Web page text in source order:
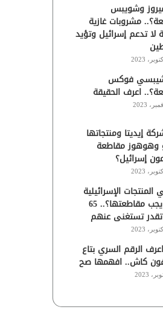
وشويبس
مشروبات غازية
لا تدعم إسرائيل وتؤيد
فوكس
اعرف الحقيقة
إيديتا ومنتجاتها
وهوهوز مقاطعة
إسرائيل؟
الإسرائيلية
التي يجب مقاطعتها؟.. 65
تستغنى عنهم
الرقم السري بتاع
كاش.. افهمها صح